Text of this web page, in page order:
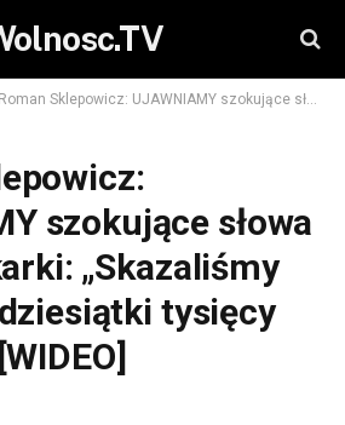
Roman Sklepowicz: UJAWNIAMY szokujące słowa słynnej lekarki: „Skazaliśmy na śmierć dziesiątki tysięcy Polaków!” [WIDEO]
szokujące słowa
„Skazaliśmy
tysięcy